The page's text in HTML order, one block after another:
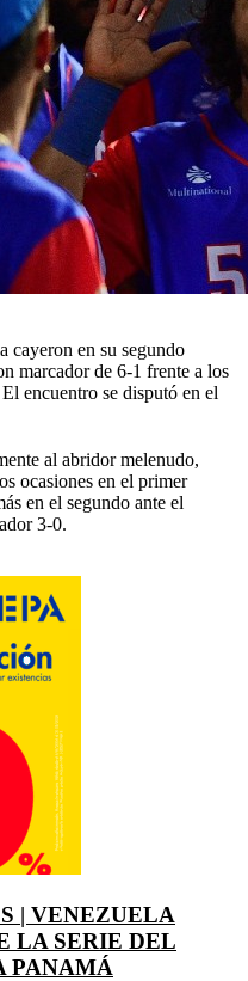
cayeron en su segundo
marcador de 6-1 frente a los
encuentro se disputó en el
al abridor melenudo,
ocasiones en el primer
en el segundo ante el
3-0.
| VENEZUELA
LA SERIE DEL
PANAMÁ